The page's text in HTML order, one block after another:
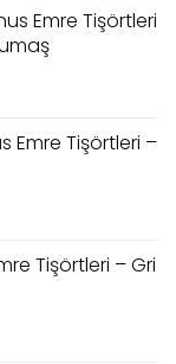
Emre Tişörtleri
Emre Tişörtleri –
Tişörtleri – Gri